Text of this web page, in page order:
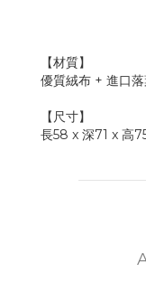
【材質】
優質絨布 + 進口
【尺寸】
長58 x 深71 x 高